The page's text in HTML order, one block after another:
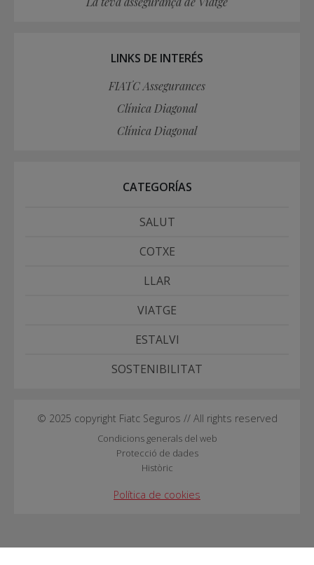
LINKS DE INTERÉS
FIATC Assegurances
Clínica Diagonal
Clínica Diagonal
CATEGORÍAS
SALUT
COTXE
LLAR
VIATGE
ESTALVI
SOSTENIBILITAT
© 2025 copyright Fiatc Seguros // All rights reserved
Condicions generals del web
Protecció de dades
Històric
Política de cookies